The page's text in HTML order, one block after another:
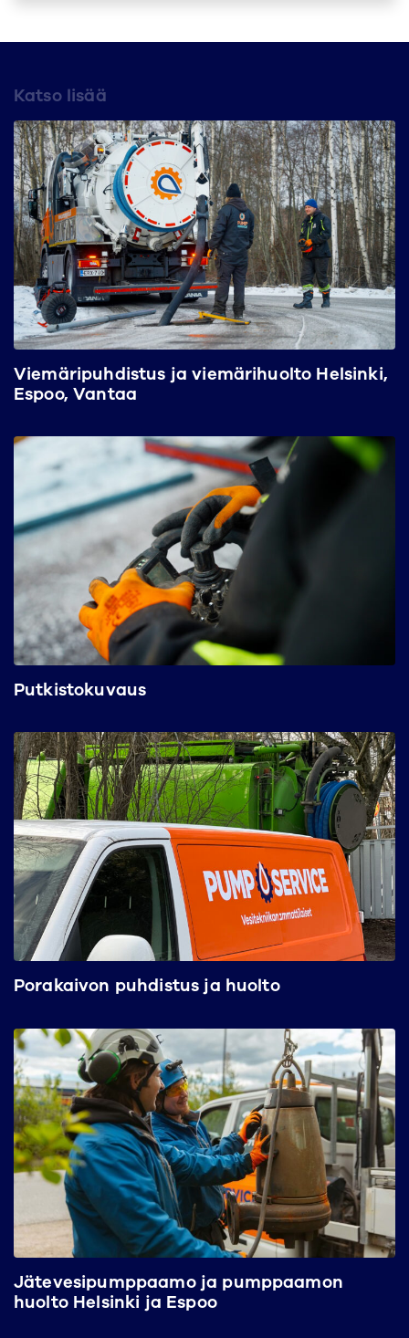
Katso lisää
Viemäripuhdistus ja viemärihuolto Helsinki,
Espoo, Vantaa
Putkistokuvaus
Porakaivon puhdistus ja huolto
Jätevesipumppaamo ja pumppaamon
huolto Helsinki ja Espoo